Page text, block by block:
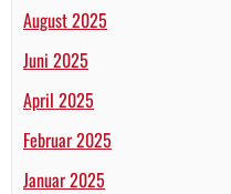
August 2025
Juni 2025
April 2025
Februar 2025
Januar 2025